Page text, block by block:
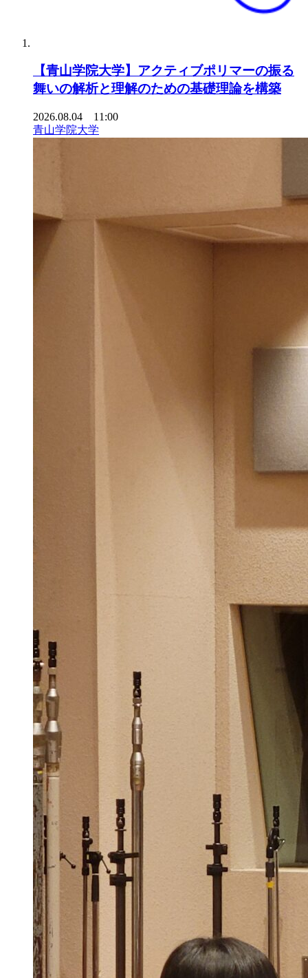
【青山学院大学】アクティブポリマーの振る
舞いの解析と理解のための基礎理論を構築
2026.08.04 11:00
青山学院大学